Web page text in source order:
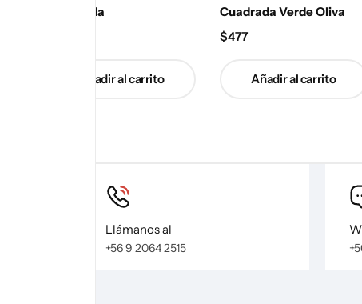
Cuadrada
Añadir al carrito
Cuadrada Verde Oliva
$477
Añadir al carrito
Llámanos al
+56 9 2064 2515